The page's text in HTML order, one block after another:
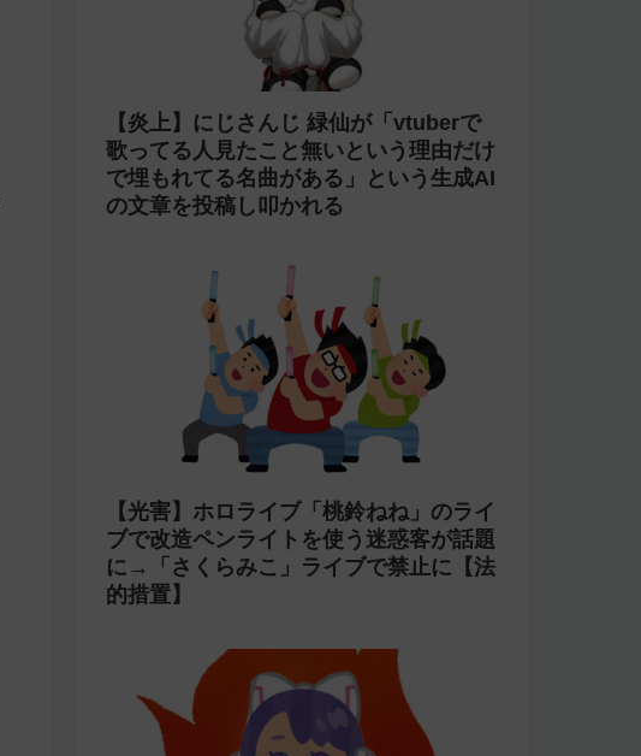
【炎上】にじさんじ 緑仙が「vtuberで
歌ってる人見たこと無いという理由だけ
で埋もれてる名曲がある」という生成AI
の文章を投稿し叩かれる
【光害】ホロライブ「桃鈴ねね」のライ
ブで改造ペンライトを使う迷惑客が話題
に→「さくらみこ」ライブで禁止に【法
的措置】